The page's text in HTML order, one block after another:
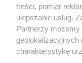
treści, pomiar
ulepszanie usług.
Partnerzy możemy
geolokalizacyjnych
charakterystykę